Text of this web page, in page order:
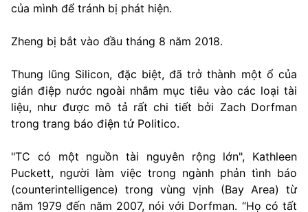
của mình để tránh bị phát hiện.
Zheng bị bắt vào đầu tháng 8 năm 2018.
Thung lũng Silicon, đặc biệt, đã trở thành một ổ của
gián điệp nước ngoài nhắm mục tiêu vào các loại tài
liệu, như được mô tả rất chi tiết bởi Zach Dorfman
trong trang báo điện tử Politico.
"TC có một nguồn tài nguyên rộng lớn", Kathleen
Puckett, người làm việc trong ngành phản tình báo
(counterintelligence) trong vùng vịnh (Bay Area) từ
năm 1979 đến năm 2007, nói với Dorfman. “Họ có tất